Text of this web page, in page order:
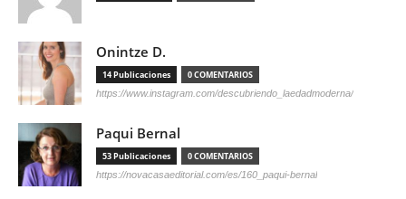
Onintze D.
14 Publicaciones 0 COMENTARIOS
https://www.instagram.com/descubriendo_laedadmoderna/
Paqui Bernal
53 Publicaciones 0 COMENTARIOS
https://novacasaeditorial.com/es/160_paqui-bernal